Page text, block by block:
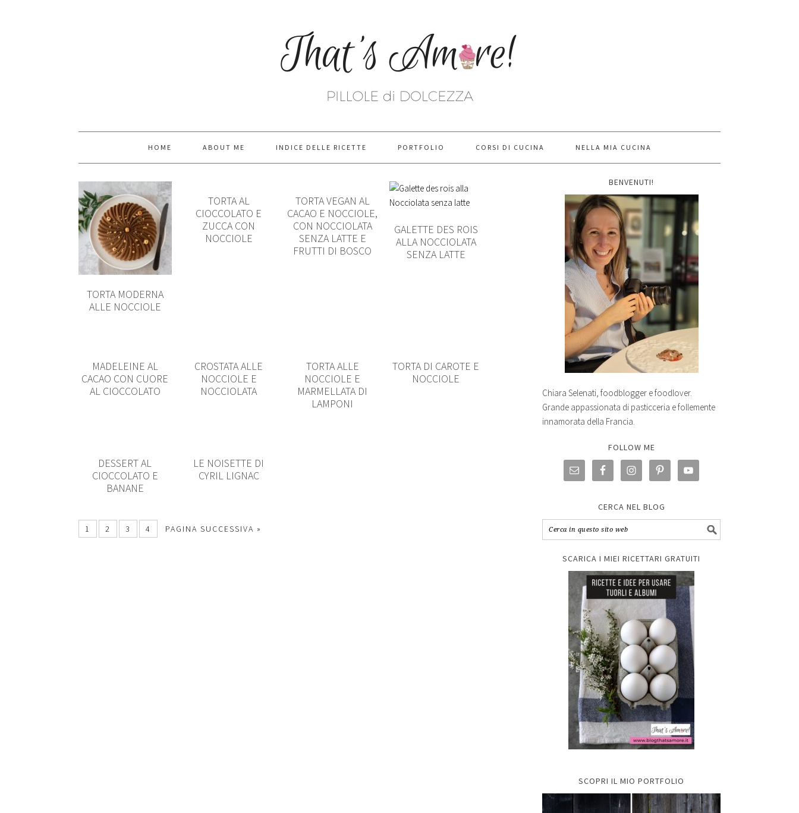
HOME ABOUT ME INDICE DELLE RICETTE PORTFOLIO CORSI DI CUCINA NELLA MIA CUCINA
TORTA MODERNA
ALLE NOCCIOLE
TORTA AL
CIOCCOLATO E
ZUCCA CON
NOCCIOLE
TORTA VEGAN AL
CACAO E NOCCIOLE,
CON NOCCIOLATA
SENZA LATTE E
FRUTTI DI BOSCO
GALETTE DES ROIS
ALLA NOCCIOLATA
SENZA LATTE
MADELEINE AL
CACAO CON CUORE
AL CIOCCOLATO
CROSTATA ALLE
NOCCIOLE E
NOCCIOLATA
TORTA ALLE
NOCCIOLE E
MARMELLATA DI
LAMPONI
TORTA DI CAROTE E
NOCCIOLE
DESSERT AL
CIOCCOLATO E
BANANE
LE NOISETTE DI
CYRIL LIGNAC
1 2 3 4 PAGINA SUCCESSIVA »
BENVENUTI!
Chiara Selenati, foodblogger e foodlover.
Grande appassionata di pasticceria e follemente
innamorata della Francia.
FOLLOW ME
CERCA NEL BLOG
SCARICA I MIEI RICETTARI GRATUITI
SCOPRI IL MIO PORTFOLIO